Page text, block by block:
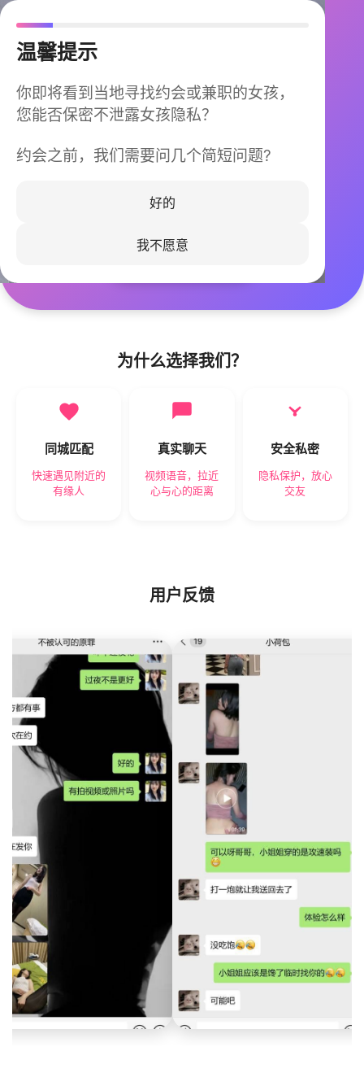
温馨提示
你即将看到当地寻找约会或兼职的女孩，
您能否保密不泄露女孩隐私？
约会之前，我们需要问几个简短问题?
好的
我不愿意
今晚不再孤单
同城快速匹配，马上认识身边的TA
立即下载
为什么选择我们？
同城匹配
快速遇见附近的
有缘人
真实聊天
视频语音，拉近
心与心的距离
安全私密
隐私保护，放心
交友
用户反馈